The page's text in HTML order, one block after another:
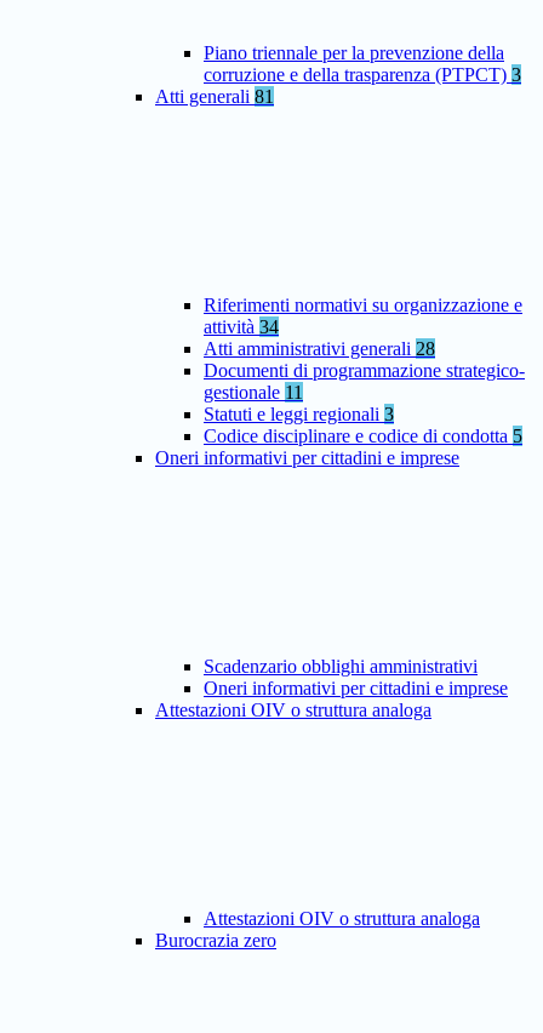
Piano triennale per la prevenzione della
corruzione e della trasparenza (PTPCT) 3
Atti generali 81
Riferimenti normativi su organizzazione e
attività 34
Atti amministrativi generali 28
Documenti di programmazione strategico-
gestionale 11
Statuti e leggi regionali 3
Codice disciplinare e codice di condotta 5
Oneri informativi per cittadini e imprese
Scadenzario obblighi amministrativi
Oneri informativi per cittadini e imprese
Attestazioni OIV o struttura analoga
Attestazioni OIV o struttura analoga
Burocrazia zero